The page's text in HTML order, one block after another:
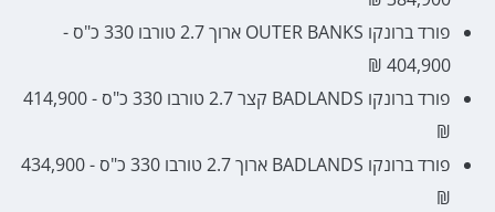
פורד ברונקו OUTER BANKS ארוך 2.7 טורבו 330 כ"ס -
404,900 ₪
פורד ברונקו BADLANDS קצר 2.7 טורבו 330 כ"ס - 414,900
₪
פורד ברונקו BADLANDS ארוך 2.7 טורבו 330 כ"ס - 434,900
₪